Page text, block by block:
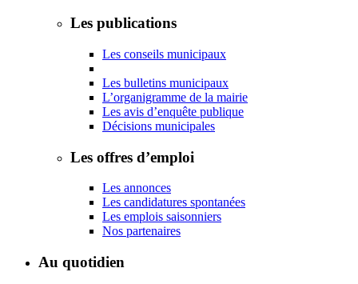
Les publications
Les conseils municipaux
Les bulletins municipaux
L’organigramme de la mairie
Les avis d’enquête publique
Décisions municipales
Les offres d’emploi
Les annonces
Les candidatures spontanées
Les emplois saisonniers
Nos partenaires
Au quotidien